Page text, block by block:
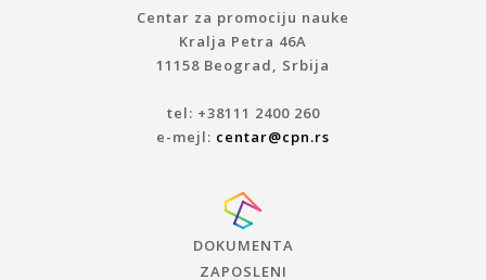
Centar za promociju nauke
Kralja Petra 46A
11158 Beograd, Srbija
tel: +38111 2400 260
e-mejl: centar@cpn.rs
DOKUMENTA
ZAPOSLENI